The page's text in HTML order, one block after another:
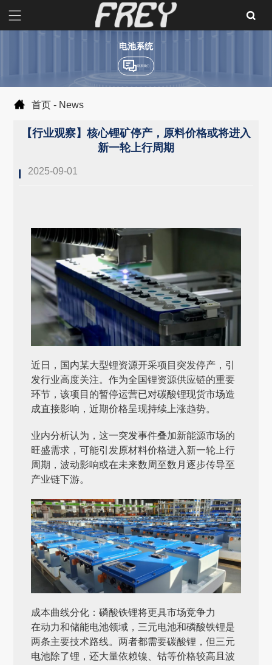
电池系统
联系我们
首页 - News
【行业观察】核心锂矿停产，原料价格或将进入
新一轮上行周期
2025-09-01
近日，国内某大型锂资源开采项目突发停产，引
发行业高度关注。作为全国锂资源供应链的重要
环节，该项目的暂停运营已对碳酸锂现货市场造
成直接影响，近期价格呈现持续上涨趋势。
业内分析认为，这一突发事件叠加新能源市场的
旺盛需求，可能引发原材料价格进入新一轮上行
周期，波动影响或在未来数周至数月逐步传导至
产业链下游。
成本曲线分化：磷酸铁锂将更具市场竞争力
在动力和储能电池领域，三元电池和磷酸铁锂是
两条主要技术路线。两者都需要碳酸锂，但三元
电池除了锂，还大量依赖镍、钴等价格较高且波